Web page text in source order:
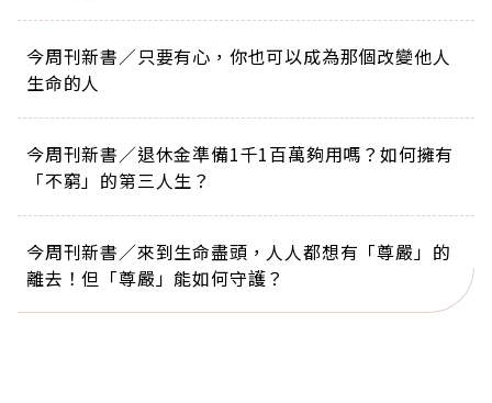
今周刊新書／只要有心，你也可以成為那個改變他人
生命的人
今周刊新書／退休金準備1千1百萬夠用嗎？如何擁有
「不窮」的第三人生？
今周刊新書／來到生命盡頭，人人都想有「尊嚴」的
離去！但「尊嚴」能如何守護？